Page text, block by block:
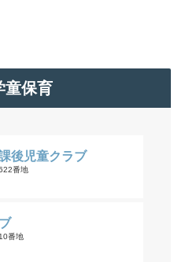
童保育
後児童クラブ
番地
番地